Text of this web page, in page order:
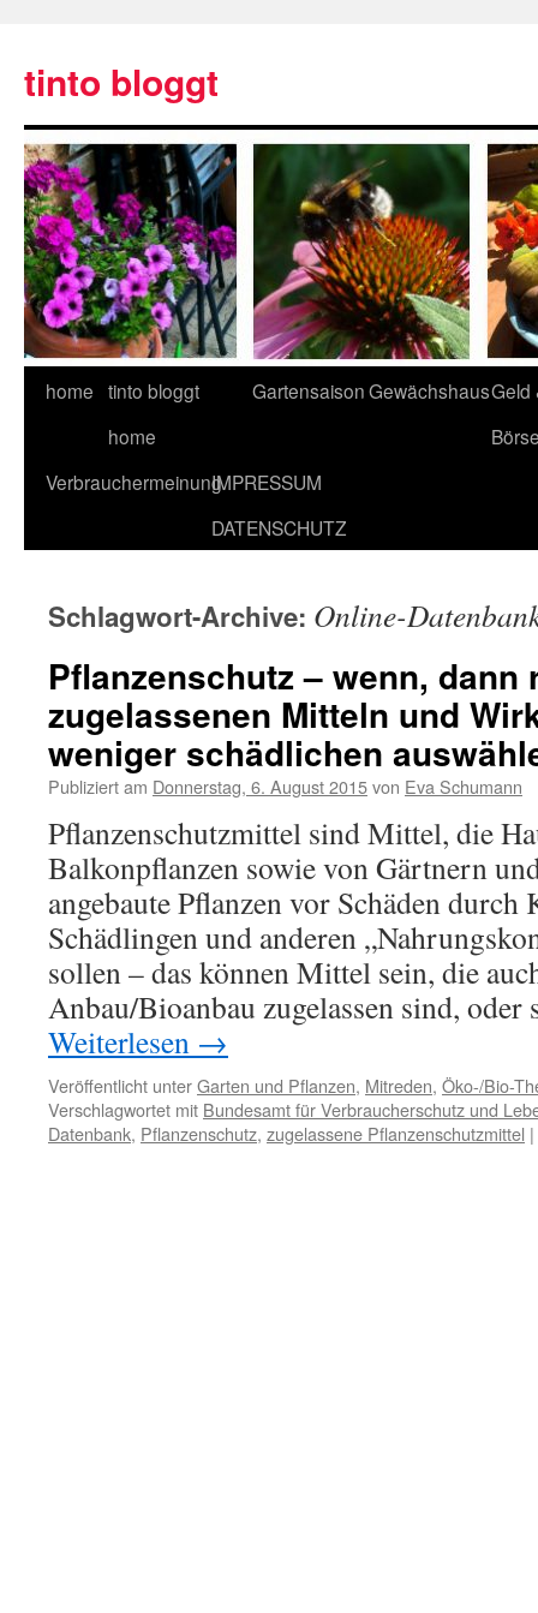
tinto bloggt
home tinto bloggt
home
GartensaisonGewächshausGeld
VerbrauchermeinungIMPRESSUM
DATENSCHUTZ
Schlagwort-Archive: Online-
Pflanzenschutz – wenn,
zugelassenen Mitteln und
weniger schädlichen
Publiziert am Donnerstag, 6. August 2015von Eva Schumann
Pflanzenschutzmittel sind Mittel, die
Balkonpflanzen sowie von Gärtnern
angebaute Pflanzen vor Schäden durch
Schädlingen und anderen
sollen – das können Mittel sein, die
Anbau/Bioanbau zugelassen sind,
Weiterlesen →
Veröffentlicht unterGarten und Pflanzen, Mitreden, Öko-/Bio-
Verschlagwortet mit Bundesamt für Verbraucherschutz und
Datenbank, Pflanzenschutz, zugelassene Pflanzenschutzmittel |